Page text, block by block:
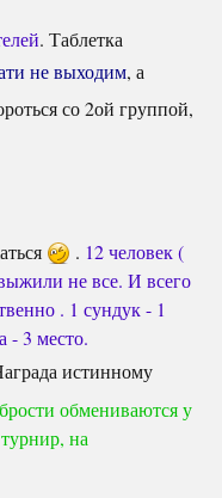
. Таблетка
не выходим, а
со 2ой группой,
. 12 человек (
не все. И всего
. 1 сундук - 1
- 3 место.
истинному
обмениваются у
на